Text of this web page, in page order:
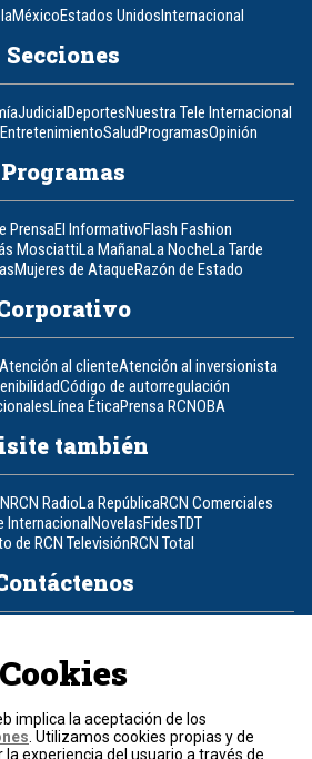
MéxicoEstados UnidosInternacional
Secciones
JudicialDeportesNuestra Tele Internacional
EntretenimientoSaludProgramasOpinión
Programas
PrensaEl InformativoFlash Fashion
MosciattiLa MañanaLa NocheLa Tarde
Mujeres de AtaqueRazón de Estado
Atención al clienteAtención al inversionista
Código de autorregulación
Línea ÉticaPrensa RCNOBA
también
RCN RadioLa RepúblicaRCN Comerciales
InternacionalNovelasFidesTDT
de RCN TelevisiónRCN Total
Política de cookies
y condiciones
Cookies
implica la aceptación de los
. Utilizamos cookies propias y de
experiencia del usuario a través de